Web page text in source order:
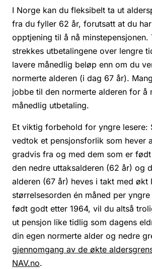
I Norge kan du fleksibelt ta ut
fra du fyller 62 år, forutsatt at du
opptjening til å nå minstepensjonen.
strekkes utbetalingene over lengre
lavere månedlig beløp enn om du
normerte alderen (i dag 67 år).
jobbe til den normerte alderen for å
månedlig utbetaling.
Et viktig forbehold for yngre lesere:
vedtok et pensjonsforlik som hever
gradvis fra og med dem som er
den nedre uttaksalderen (62 år) og
alderen (67 år) heves i takt med økt
størrelsesorden én måned per
født godt etter 1964, vil du altså
ut pensjon like tidlig som dagens
din egen normerte alder og nedre
gjennomgang av de økte
NAV.no.